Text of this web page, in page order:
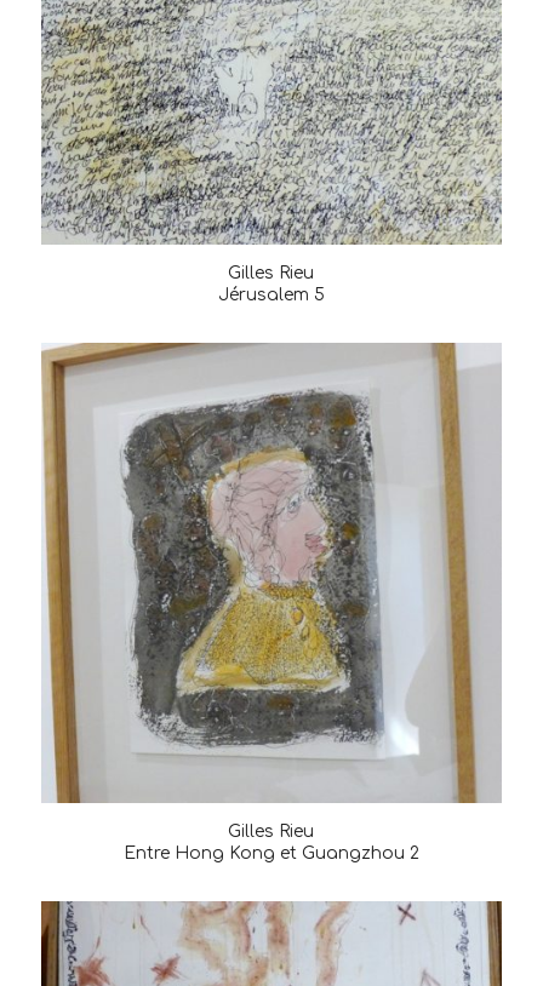
Gilles Rieu
Jérusalem 5
Gilles Rieu
Entre Hong Kong et Guangzhou 2